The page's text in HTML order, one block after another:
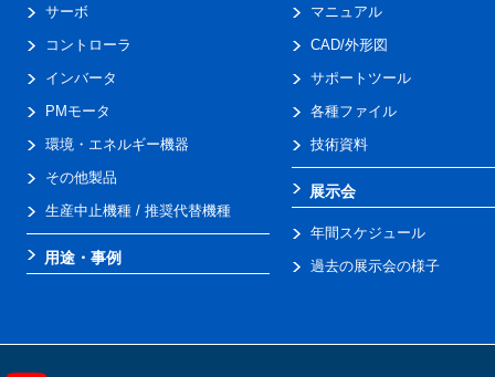
サーボ
コントローラ
インバータ
PMモータ
環境・エネルギー機器
その他製品
生産中止機種 / 推奨代替機種
用途・事例
マニュアル
CAD/外形図
サポートツール
各種ファイル
技術資料
展示会
年間スケジュール
過去の展示会の様子